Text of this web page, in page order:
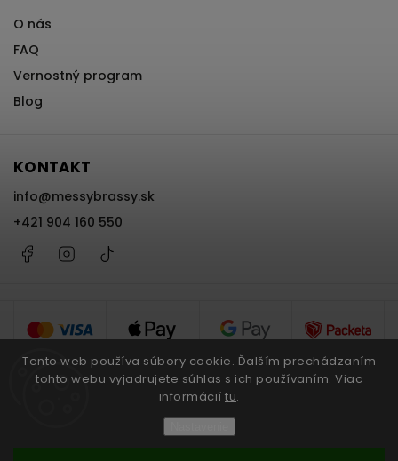
Tento web používa súbory cookie. Ďalším prechádzaním
tohto webu vyjadrujete súhlas s ich používaním. Viac
informácií tu.
O nás
FAQ
Vernostný program
Blog
KONTAKT
info@messybrassy.sk
+421 904 160 550
FacebookInstagram
Messy Brassy. Všetky práva vyhradené.